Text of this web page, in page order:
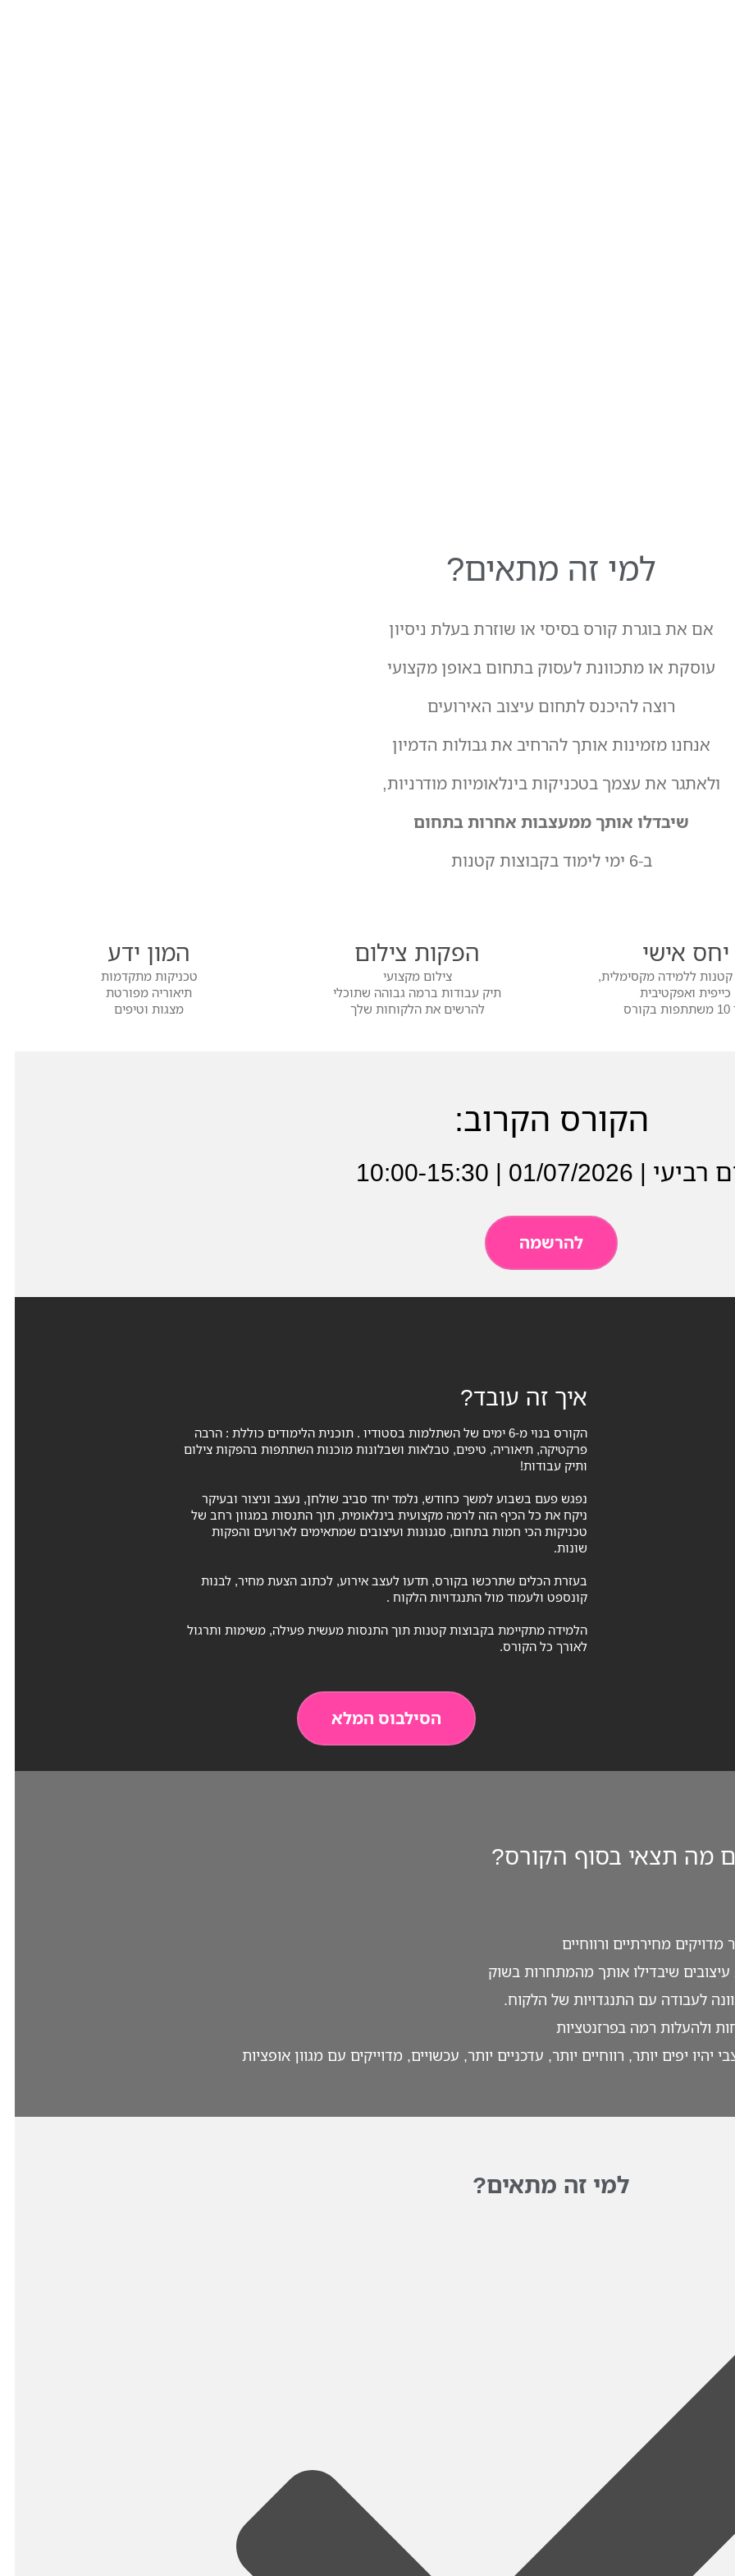
למי זה מתאים?
אם את בוגרת קורס בסיסי או שוזרת בעלת ניסיון
עוסקת או מתכוונת לעסוק בתחום באופן מקצועי
רוצה להיכנס לתחום עיצוב האירועים
אנחנו מזמינות אותך להרחיב את גבולות הדמיון
ולאתגר את עצמך בטכניקות בינלאומיות מודרניות,
שיבדלו אותך ממעצבות אחרות בתחום
ב-6 ימי לימוד בקבוצות קטנות
יחס אישי
קטנות ללמידה מקסימלית,
כייפית ואפקטיבית
הפקות צילום
צילום מקצועי
תיק עבודות ברמה גבוהה שתוכלי
להרשים את הלקוחות שלך
המון ידע
טכניקות מתקדמות
תיאוריה מפורטת
מצגות וטיפים
הקורס הקרוב:
| 01/07/2026 | 10:00-15:30
להרשמה
איך זה עובד?
הקורס בנוי מ-6 ימים של השתלמות בסטודיו . תוכנית הלימודים כוללת : הרבה
פרקטיקה, תיאוריה, טיפים, טבלאות ושבלונות מוכנות השתתפות בהפקות צילום
ותיק עבודות!
נפגש פעם בשבוע למשך כחודש, נלמד יחד סביב שולחן, נעצב וניצור ובעיקר
ניקח את כל הכיף הזה לרמה מקצועית בינלאומית, תוך התנסות במגוון רחב של
טכניקות הכי חמות בתחום, סגנונות ועיצובים שמתאימים לארועים והפקות
שונות.
בעזרת הכלים שתרכשו בקורס, תדעו לעצב אירוע, לכתוב הצעת מחיר, לבנות
קונספט ולעמוד מול התנגדויות הלקוח .
הלמידה מתקיימת בקבוצות קטנות תוך התנסות מעשית פעילה, משימות ותרגול
לאורך כל הקורס.
הסילבוס המלא
מה תצאי בסוף הקורס?
מחירתיים ורווחיים
עיצובים שיבדילו אותך מהמתחרות בשוק
לעבודה עם התנגדויות של הלקוח.
ולהעלות רמה בפרזנטציות
יפים יותר, רווחיים יותר, עדכניים יותר, עכשויים, מדוייקים עם מגוון אופציות
למי זה מתאים?